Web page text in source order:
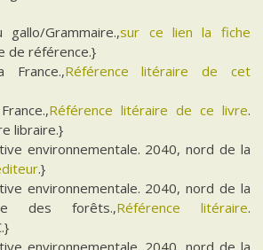
Grammaire.,sur ce lien la fiche
de référence.}
France.,Référence litéraire de cet
Référence litéraire de ce livre.
libraire.}
environnementale. 2040, nord de la
.}
environnementale. 2040, nord de la
des forêts.,Référence litéraire.